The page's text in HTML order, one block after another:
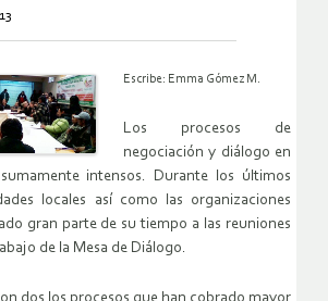
Escribe: Emma Gómez M.
Los procesos de
negociación y diálogo en
intensos. Durante los últimos
locales así como las organizaciones
gran parte de su tiempo a las reuniones
de la Mesa de Diálogo.